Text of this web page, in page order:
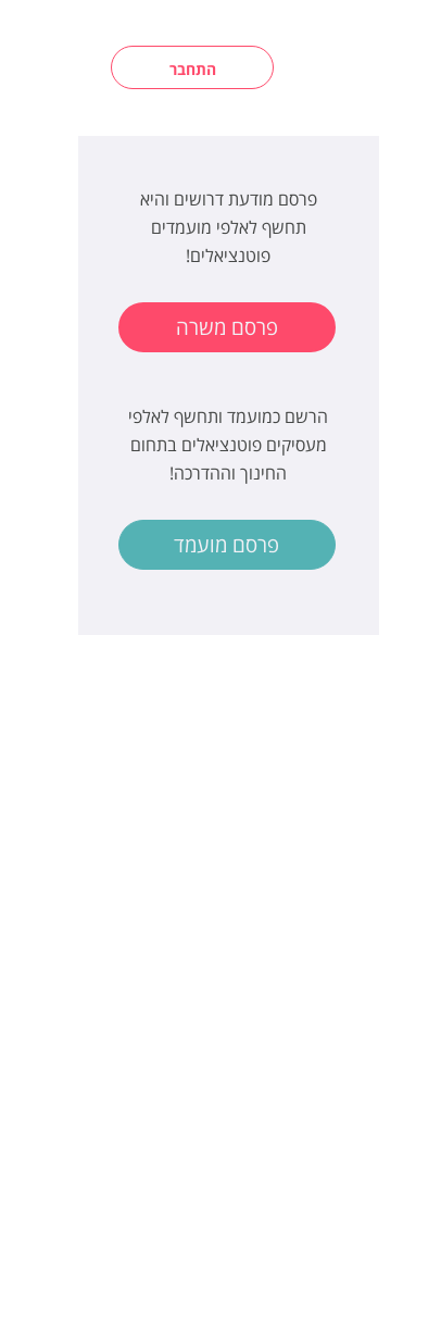
התחבר
פרסם מודעת דרושים והיא
תחשף לאלפי מועמדים
פוטנציאלים!
פרסם משרה
הרשם כמועמד ותחשף לאלפי
מעסיקים פוטנציאלים בתחום
החינוך וההדרכה!
פרסם מועמד